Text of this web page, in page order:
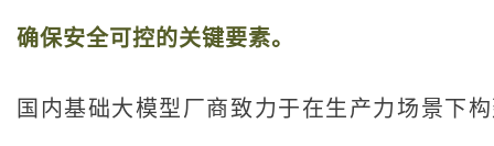
确保安全可控的关键要素。
国内基础大模型厂商致力于在生产力场景下